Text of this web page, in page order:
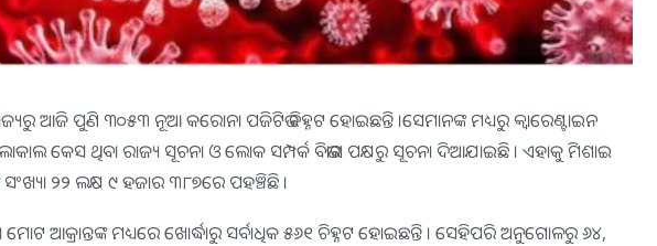
ଆଜି ପୁଣି ୩୦୫୩ ନୂଆ କରୋନା ପଜିଟିଭ ଚିହ୍ନଟ ହୋଇଛନ୍ତି ।ସେମାନଙ୍କ ମଧ୍ୟରୁ କ୍ବାରେଣ୍ଟାଇନ
କେସ ଥିବା ରାଜ୍ୟ ସୂଚନା ଓ ଲୋକ ସମ୍ପର୍କ ବିଭାଗ ପକ୍ଷରୁ ସୂଚନା ଦିଆଯାଇଛି । ଏହାକୁ ମିଶାଇ
୨୨ ଲକ୍ଷ ୯ ହଜାର ୩୮୭ରେ ପହଞ୍ଚିଛି ।
ଆକ୍ରାନ୍ତଙ୍କ ମଧ୍ୟରେ ଖୋର୍ଦ୍ଧାରୁ ସର୍ବାଧିକ ୫୬୧ ଚିହ୍ନଟ ହୋଇଛନ୍ତି । ସେହିପରି ଅନୁଗୋଳରୁ ୬୪,